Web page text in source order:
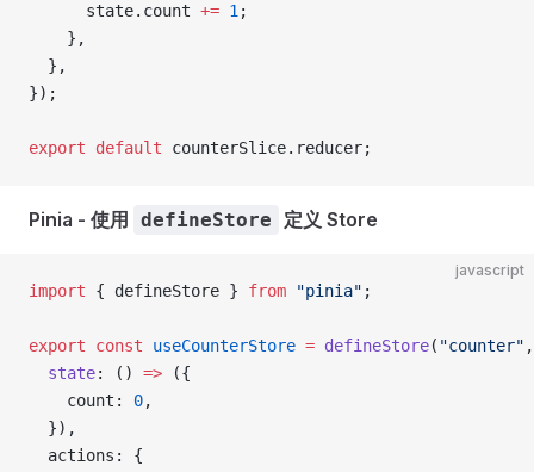
      state.count
+= 1 ;
    },
  },
});
export default counterSlice.reducer;
Pinia - 使用 defineStore 定义 Store
javascript
import { defineStore } from "pinia" ;
export const useCounterStore = defineStore( "counter"
  state
: () => ({
    count:
0,
  }),
  actions: {